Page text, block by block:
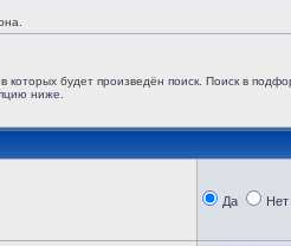
будет произведён поиск. Поиск в
ниже.
Да Нет